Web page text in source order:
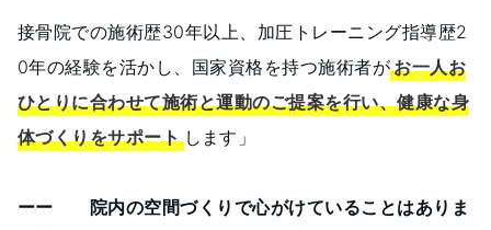
接骨院での施術歴30年以上、加圧トレーニング指導歴2
0年の経験を活かし、国家資格を持つ施術者がお一人お
ひとりに合わせて施術と運動のご提案を行い、健康な身
体づくりをサポートします」
ーー 院内の空間づくりで心がけていることはありま